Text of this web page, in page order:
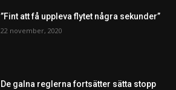
”Fint att få uppleva flytet några sekunder”
22 november, 2020
De galna reglerna fortsätter sätta stopp